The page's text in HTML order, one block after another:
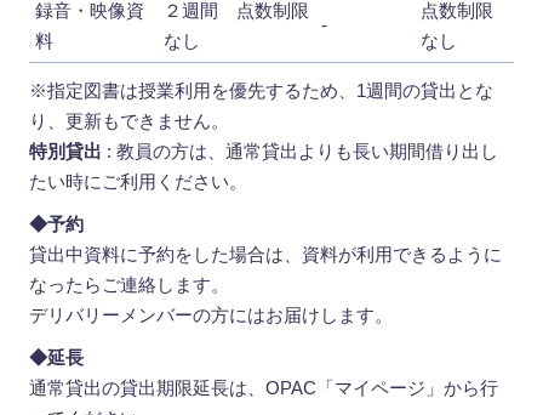
録音・映像資
料
２週間 点数制限
なし
-
点数制限
なし
※指定図書は授業利用を優先するため、1週間の貸出とな
り、更新もできません。
特別貸出 : 教員の方は、通常貸出よりも長い期間借り出し
たい時にご利用ください。
◆予約
貸出中資料に予約をした場合は、資料が利用できるように
なったらご連絡します。
デリバリーメンバーの方にはお届けします。
◆延長
通常貸出の貸出期限延長は、OPAC「マイページ」から行